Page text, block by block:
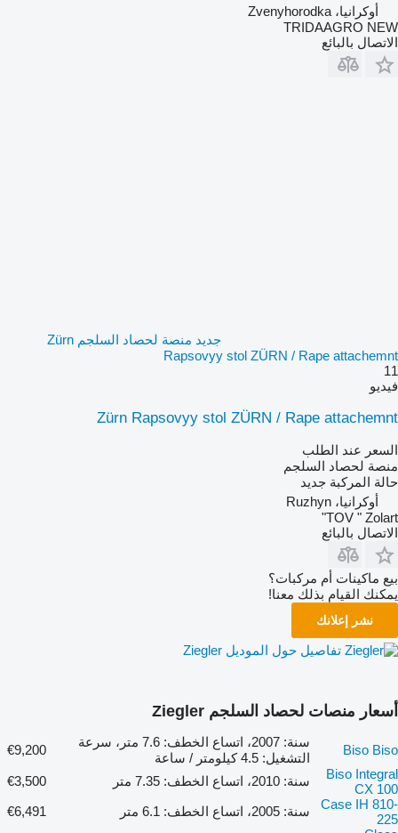
أوكرانيا، Zvenyhorodka
TRIDAAGRO NEW
الاتصال بالبائع
جديد منصة لحصاد السلجم Zürn
Rapsovyy stol ZÜRN / Rape attachemnt
11
فيديو
Zürn Rapsovyy stol ZÜRN / Rape attachemnt
السعر عند الطلب
منصة لحصاد السلجم
حالة المركبة جديد
أوكرانيا، Ruzhyn
TOV " Zolart"
الاتصال بالبائع
بيع ماكينات أم مركبات؟
يمكنك القيام بذلك معنا!
نشر إعلانك
تفاصيل حول الموديل Ziegler
أسعار منصات لحصاد السلجم Ziegler
Biso Biso
سنة: 2007، اتساع الخطف: 7.6 متر، سرعة
التشغيل: 4.5 كيلومتر / ساعة
€9,200
Biso Integral
CX 100
سنة: 2010، اتساع الخطف: 7.35 متر
€3,500
Case IH 810-
225
سنة: 2005، اتساع الخطف: 6.1 متر
€6,491